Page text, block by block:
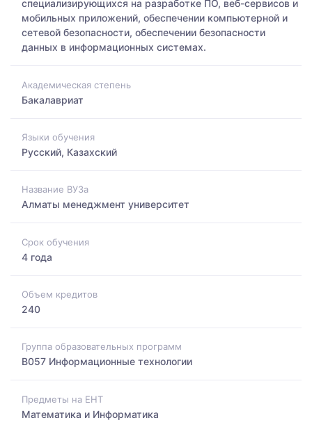
специализирующихся на разработке ПО, веб-сервисов и
мобильных приложений, обеспечении компьютерной и
сетевой безопасности, обеспечении безопасности
данных в информационных системах.
Академическая степень
Бакалавриат
Языки обучения
Русский, Казахский
Название ВУЗа
Алматы менеджмент университет
Срок обучения
4 года
Объем кредитов
240
Группа образовательных программ
B057 Информационные технологии
Предметы на ЕНТ
Математика и Информатика